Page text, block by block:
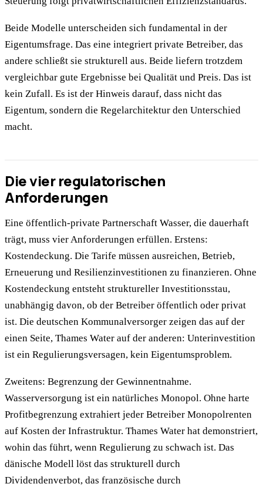
Beide Modelle unterscheiden sich fundamental in der
Eigentumsfrage. Das eine integriert private Betreiber, das
andere schließt sie strukturell aus. Beide liefern trotzdem
vergleichbar gute Ergebnisse bei Qualität und Preis. Das ist
kein Zufall. Es ist der Hinweis darauf, dass nicht das
Eigentum, sondern die Regelarchitektur den Unterschied
macht.
Die vier regulatorischen
Anforderungen
Eine öffentlich-private Partnerschaft Wasser, die dauerhaft
trägt, muss vier Anforderungen erfüllen. Erstens:
Kostendeckung. Die Tarife müssen ausreichen, Betrieb,
Erneuerung und Resilienzinvestitionen zu finanzieren. Ohne
Kostendeckung entsteht struktureller Investitionsstau,
unabhängig davon, ob der Betreiber öffentlich oder privat
ist. Die deutschen Kommunalversorger zeigen das auf der
einen Seite, Thames Water auf der anderen: Unterinvestition
ist ein Regulierungsversagen, kein Eigentumsproblem.
Zweitens: Begrenzung der Gewinnentnahme.
Wasserversorgung ist ein natürliches Monopol. Ohne harte
Profitbegrenzung extrahiert jeder Betreiber Monopolrenten
auf Kosten der Infrastruktur. Thames Water hat demonstriert,
wohin das führt, wenn Regulierung zu schwach ist. Das
dänische Modell löst das strukturell durch
Dividendenverbot, das französische durch